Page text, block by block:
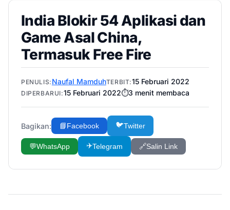
India Blokir 54 Aplikasi dan
Game Asal China,
Termasuk Free Fire
PENULIS: Naufal MamduhTERBIT:15 Februari 2022
DIPERBARUI:15 Februari 2022⏱️3 menit membaca
Bagikan: 📘Facebook 🐦Twitter
💬WhatsApp ✈️Telegram 🔗Salin Link